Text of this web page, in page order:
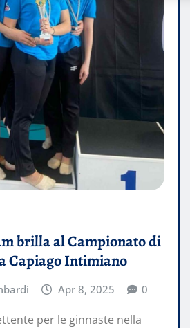
brilla al Campionato di
Capiago Intimiano
Apr 8, 2025 0
per le ginnaste nella